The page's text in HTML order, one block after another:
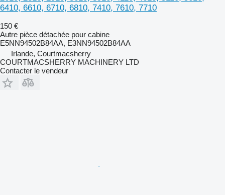
6410, 6610, 6710, 6810, 7410, 7610, 7710
150 €
Autre pièce détachée pour cabine
E5NN94502B84AA, E3NN94502B84AA
Irlande, Courtmacsherry
COURTMACSHERRY MACHINERY LTD
Contacter le vendeur